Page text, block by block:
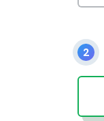
2